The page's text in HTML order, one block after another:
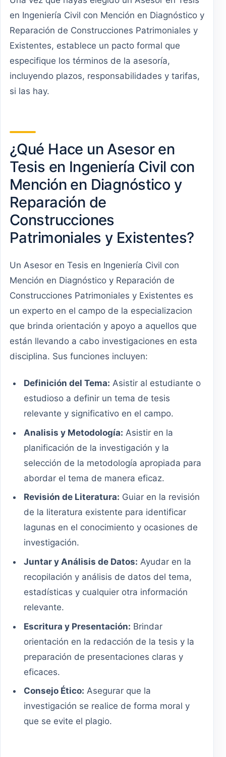
en Ingeniería Civil con Mención en Diagnóstico y
Reparación de Construcciones Patrimoniales y
Existentes, establece un pacto formal que
especifique los términos de la asesoría,
incluyendo plazos, responsabilidades y tarifas,
si las hay.
¿Qué Hace un Asesor en
Tesis en Ingeniería Civil con
Mención en Diagnóstico y
Reparación de
Construcciones
Patrimoniales y Existentes?
Un Asesor en Tesis en Ingeniería Civil con
Mención en Diagnóstico y Reparación de
Construcciones Patrimoniales y Existentes es
un experto en el campo de la especializacion
que brinda orientación y apoyo a aquellos que
están llevando a cabo investigaciones en esta
disciplina. Sus funciones incluyen:
Definición del Tema: Asistir al estudiante o
estudioso a definir un tema de tesis
relevante y significativo en el campo.
Analisis y Metodología: Asistir en la
planificación de la investigación y la
selección de la metodología apropiada para
abordar el tema de manera eficaz.
Revisión de Literatura: Guiar en la revisión
de la literatura existente para identificar
lagunas en el conocimiento y ocasiones de
investigación.
Juntar y Análisis de Datos: Ayudar en la
recopilación y análisis de datos del tema,
estadísticas y cualquier otra información
relevante.
Escritura y Presentación: Brindar
orientación en la redacción de la tesis y la
preparación de presentaciones claras y
eficaces.
Consejo Ético: Asegurar que la
investigación se realice de forma moral y
que se evite el plagio.